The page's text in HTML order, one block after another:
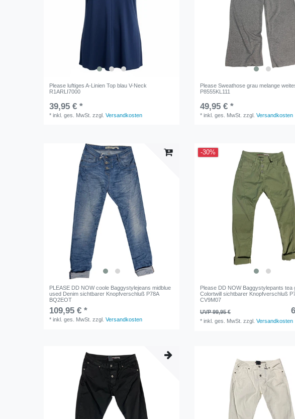
Please luftiges A-Linien Top blau V-Neck
R1ARLI7000
39,95 € *
*inkl. ges. MwSt. zzgl.Versandkosten
Please Sweathose grau melange
P8555KL111
49,95 € *
*inkl. ges. MwSt. zzgl.Versandkosten
PLEASE DD NOW coole Baggystylejeans midblue
used Denim sichtbarer Knopfverschluß P78A
BQ2EOT
109,95 € *
*inkl. ges. MwSt. zzgl.Versandkosten
-30%
Please DD NOW Baggystylepants tea
Colortwill sichtbarer Knopfverschluß
CV9M07
UVP 99,95 €
*inkl. ges. MwSt. zzgl.Versandkosten